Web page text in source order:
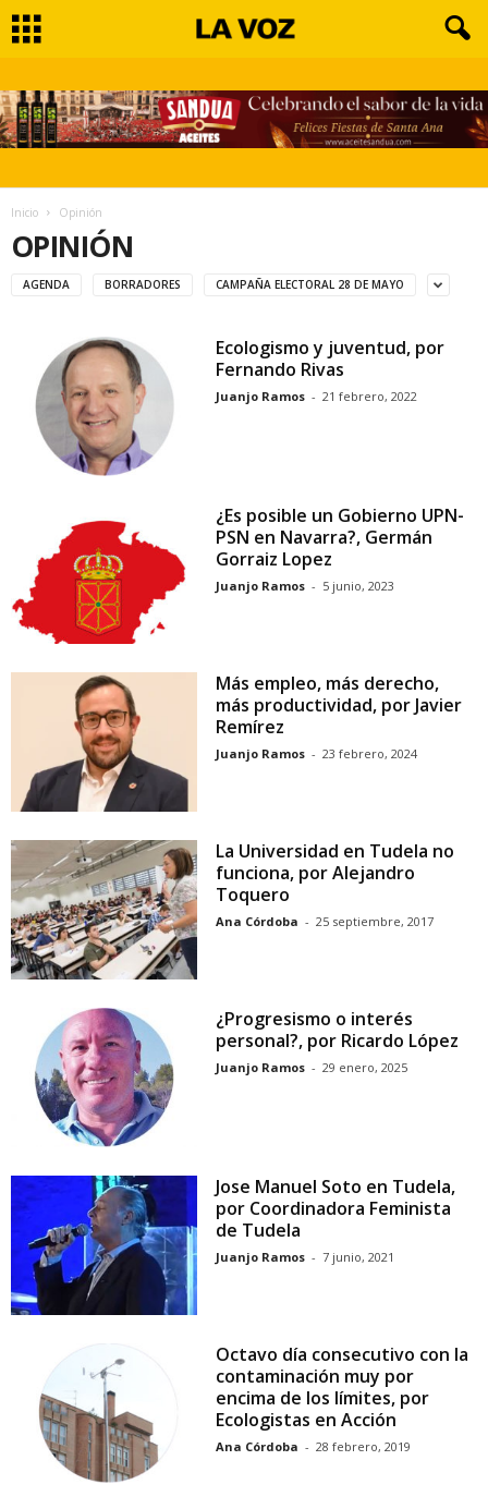
Inicio Opinión
OPINIÓN
AGENDA BORRADORES CAMPAÑA ELECTORAL 28 DE MAYO
Ecologismo y juventud, por
Fernando Rivas
Juanjo Ramos - 21 febrero, 2022
¿Es posible un Gobierno UPN-
PSN en Navarra?, Germán
Gorraiz Lopez
Juanjo Ramos - 5 junio, 2023
Más empleo, más derecho,
más productividad, por Javier
Remírez
Juanjo Ramos - 23 febrero, 2024
La Universidad en Tudela no
funciona, por Alejandro
Toquero
Ana Córdoba - 25 septiembre, 2017
¿Progresismo o interés
personal?, por Ricardo López
Juanjo Ramos - 29 enero, 2025
Jose Manuel Soto en Tudela,
por Coordinadora Feminista
de Tudela
Juanjo Ramos - 7 junio, 2021
Octavo día consecutivo con la
contaminación muy por
encima de los límites, por
Ecologistas en Acción
Ana Córdoba - 28 febrero, 2019